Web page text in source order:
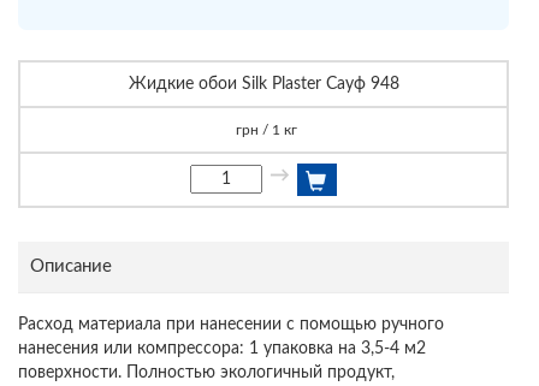
Жидкие обои Silk Plaster Сауф 948
грн / 1 кг
→
Описание
Расход материала при нанесении с помощью ручного
нанесения или компрессора: 1 упаковка на 3,5-4 м2
поверхности. Полностью экологичный продукт,